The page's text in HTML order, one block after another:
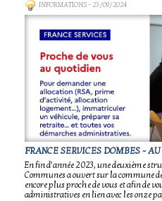
INFORMATIONS- 23/09/2024
FRANCE SERVICES DOMBES -
En fin d’année 2023, une deuxième
Communes a ouvert sur la commune
encore plus proche de vous et afin de
administratives en lien avec les onze